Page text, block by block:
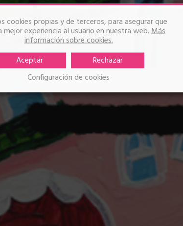
cookies propias y de terceros, para asegurar que
mejor experiencia al usuario en nuestra web.Más
información sobre cookies.
Aceptar
Rechazar
Configuración de cookies